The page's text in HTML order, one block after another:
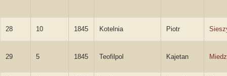
28 10 1845 Kotelnia Piotr
29 5 1845 Teofilpol Kajetan